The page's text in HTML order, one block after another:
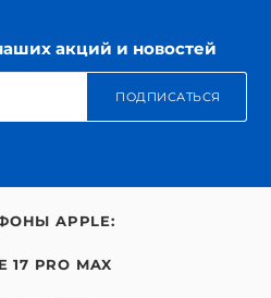
акций и новостей
ПОДПИСАТЬСЯ
APPLE:
17 PRO MAX